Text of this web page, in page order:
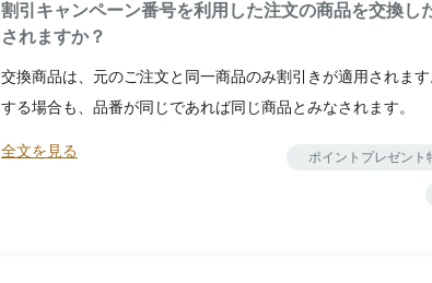
割引キャンペーン番号を利用した注文の商品を交換し
されますか？
交換商品は、元のご注文と同一商品のみ割引きが適用されま
する場合も、品番が同じであれば同じ商品とみなされます。
全文を見る ポイントプレゼント